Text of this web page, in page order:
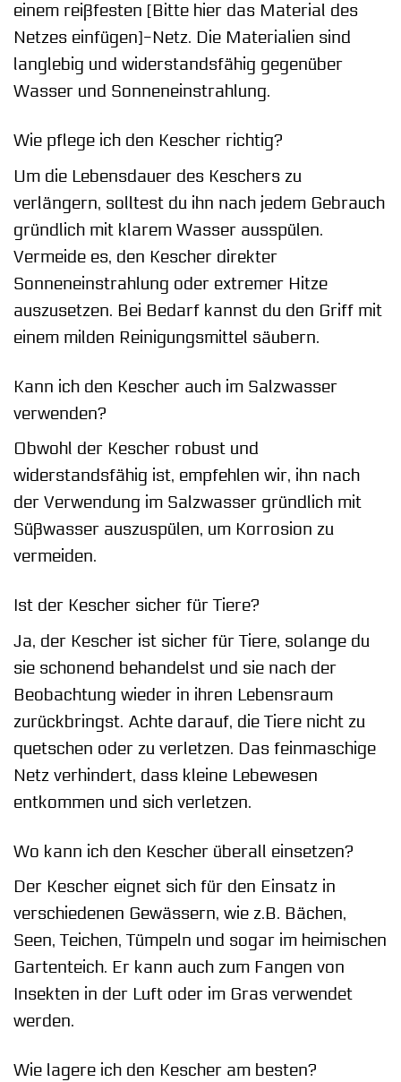
einem reißfesten [Bitte hier das Material des
Netzes einfügen]-Netz. Die Materialien sind
langlebig und widerstandsfähig gegenüber
Wasser und Sonneneinstrahlung.
Wie pflege ich den Kescher richtig?
Um die Lebensdauer des Keschers zu
verlängern, solltest du ihn nach jedem Gebrauch
gründlich mit klarem Wasser ausspülen.
Vermeide es, den Kescher direkter
Sonneneinstrahlung oder extremer Hitze
auszusetzen. Bei Bedarf kannst du den Griff mit
einem milden Reinigungsmittel säubern.
Kann ich den Kescher auch im Salzwasser
verwenden?
Obwohl der Kescher robust und
widerstandsfähig ist, empfehlen wir, ihn nach
der Verwendung im Salzwasser gründlich mit
Süßwasser auszuspülen, um Korrosion zu
vermeiden.
Ist der Kescher sicher für Tiere?
Ja, der Kescher ist sicher für Tiere, solange du
sie schonend behandelst und sie nach der
Beobachtung wieder in ihren Lebensraum
zurückbringst. Achte darauf, die Tiere nicht zu
quetschen oder zu verletzen. Das feinmaschige
Netz verhindert, dass kleine Lebewesen
entkommen und sich verletzen.
Wo kann ich den Kescher überall einsetzen?
Der Kescher eignet sich für den Einsatz in
verschiedenen Gewässern, wie z.B. Bächen,
Seen, Teichen, Tümpeln und sogar im heimischen
Gartenteich. Er kann auch zum Fangen von
Insekten in der Luft oder im Gras verwendet
werden.
Wie lagere ich den Kescher am besten?